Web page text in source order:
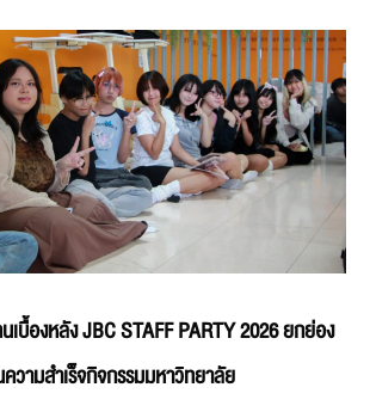
บื้องหลัง JBC STAFF PARTY 2026 ยกย่อง
ามสำเร็จกิจกรรมมหาวิทยาลัย